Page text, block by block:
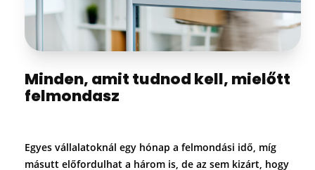
Minden, amit tudnod kell, mielőtt
felmondasz
Egyes vállalatoknál egy hónap a felmondási idő, míg
másutt előfordulhat a három is, de az sem kizárt, hogy